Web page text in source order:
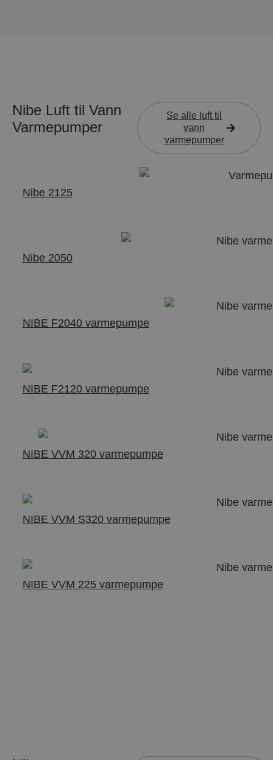
Nibe Luft til Vann
Varmepumper
Se alle luft til
vann
varmepumper
Nibe 2125
Nibe 2050
NIBE F2040 varmepumpe
NIBE F2120 varmepumpe
NIBE VVM 320 varmepumpe
NIBE VVM S320 varmepumpe
NIBE VVM 225 varmepumpe